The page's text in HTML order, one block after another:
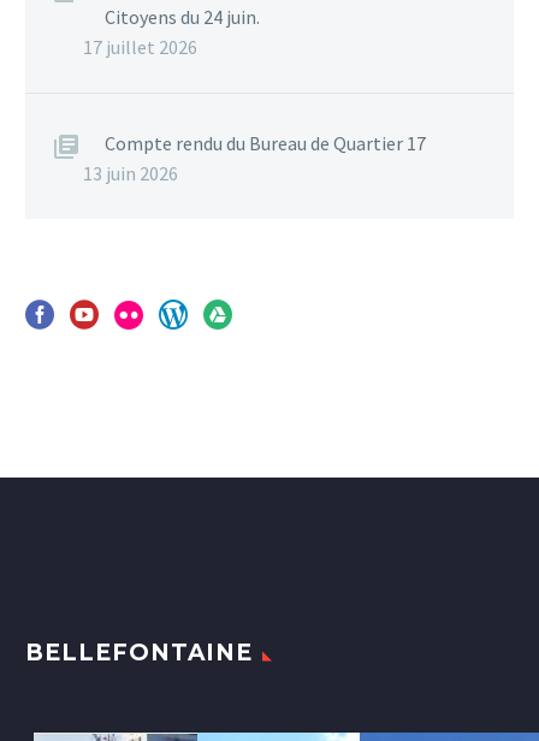
Citoyens du 24 juin.
17 juillet 2026
Compte rendu du Bureau de Quartier 17
13 juin 2026
BELLEFONTAINE